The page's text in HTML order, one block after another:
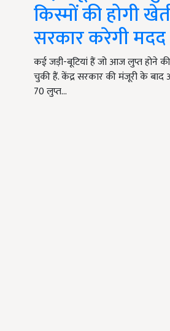
किस्मों की होगी
सरकार करेगी मदद
कई जड़ी-बूटियां हैं जो आज लुप्त होने
चुकी हैं. केंद्र सरकार की मंजूरी के बाद
70 लुप्त…